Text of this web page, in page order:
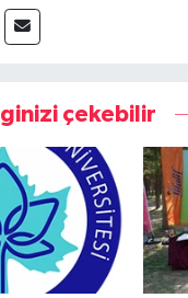
çekebilir